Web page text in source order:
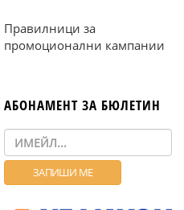
Правилници за
промоционални кампании
АБОНАМЕНТ ЗА БЮЛЕТИН